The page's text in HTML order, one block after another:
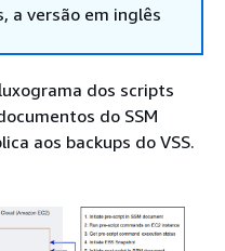
a versão em inglês
dos scripts
do SSM
aos backups do VSS.